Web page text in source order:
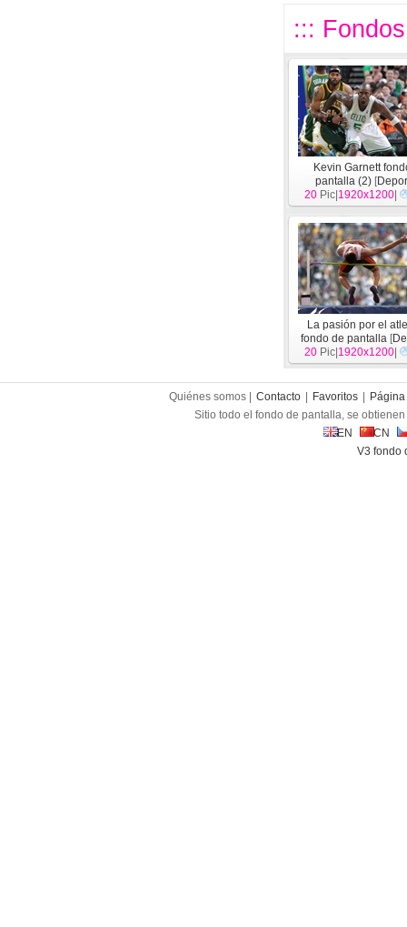
:::
Kevin Garnett
pantalla (2) [
20 Pic| 1920x1200
La pasión por el
fondo de pantalla [
20 Pic| 1920x1200
Quiénes somos | Contacto Favoritos
Sitio todo el fondo de pantalla, se
EN
CN
V3 fondo